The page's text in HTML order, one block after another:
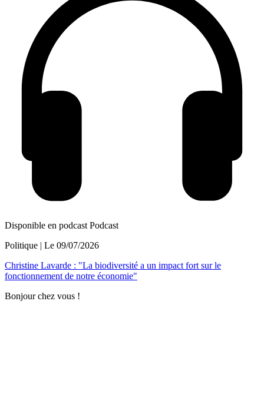
Disponible en podcast Podcast
Politique | Le 09/07/2026
Christine Lavarde : "La biodiversité a un impact fort sur le
fonctionnement de notre économie"
Bonjour chez vous !